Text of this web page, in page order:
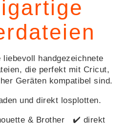
liebevoll handgezeichnete
die perfekt mit Cricut,
Geräten kompatibel sind.
und direkt losplotten.
& Brother ✔️ direkt